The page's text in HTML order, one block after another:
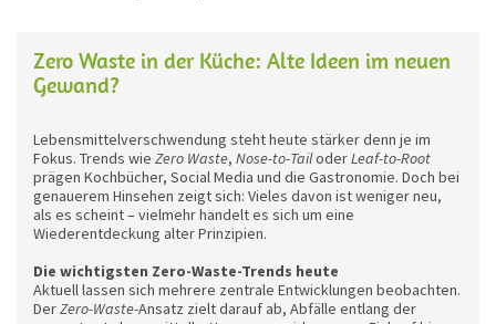
Zero Waste in der Küche: Alte Ideen im neuen
Gewand?
Lebensmittelverschwendung steht heute stärker denn je im
Fokus. Trends wie Zero Waste, Nose-to-TailoderLeaf-to-Root
prägen Kochbücher, Social Media und die Gastronomie. Doch bei
genauerem Hinsehen zeigt sich: Vieles davon ist weniger neu,
als es scheint – vielmehr handelt es sich um eine
Wiederentdeckung alter Prinzipien.
Die wichtigsten Zero-Waste-Trends heute
Aktuell lassen sich mehrere zentrale Entwicklungen beobachten.
DerZero-Waste-Ansatz zielt darauf ab, Abfälle entlang der